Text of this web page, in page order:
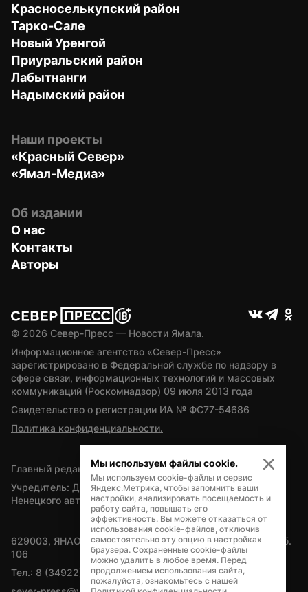
Красноселькупский район
Тарко-Сале
Новый Уренгой
Приуральский район
Лабытнанги
Надымский район
Наши проекты
«Красный Север»
«Ямал-Медиа»
Об издании
О нас
Контакты
Авторы
© 2026 Север-Пресс — Новости Ямала.
Информационное агентство «Север-Пресс»
зарегистрировано в Федеральной службе по надзору в
сфере связи, информационных технологий и массовых
коммуникаций (Роскомнадзор) 09 июля 2013 года
Свидетельство о регистрации ИА № ФС77-54686
Политика конфиденциальности.
Главный редактор — А.Л. Поздеев
Учредитель: Департамент внутренней политики Ямало-
Ненецкого автономного округа
629003, ЯНАО, Салехард, мкр. Богдана Кнунянца, д.1, каб.
106
Тел.: 8 (34922) 71262
Мы используем файлы cookie.
Мы используем cookie-файлы и сервис
Яндекс.Метрика, чтобы запомнить ваши
настройки, анализировать посещаемость и
работу сайта, повышать его
эффективность. Вы можете отказаться от
использования cookie-файлов, отключив
самостоятельно эту опцию в настройках
браузера. Сохраненные cookie-файлы
можно удалить в любое время. Перед
продолжением использования сайта,
пожалуйста, ознакомьтесь с нашей